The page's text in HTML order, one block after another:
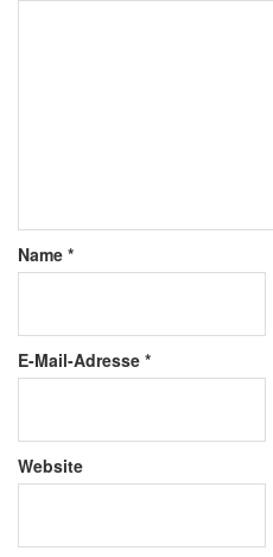
Name *
E-Mail-Adresse *
Website